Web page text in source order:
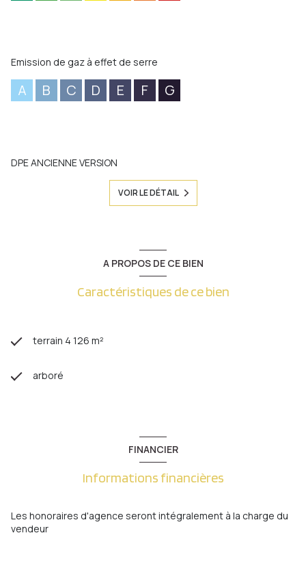
Emission de gaz à effet de serre
A B C D E F G
DPE ANCIENNE VERSION
VOIR LE DÉTAIL
A PROPOS DE CE BIEN
Caractéristiques de ce bien
terrain 4 126 m²
arboré
FINANCIER
Informations financières
Les honoraires d'agence seront intégralement à la charge du
vendeur